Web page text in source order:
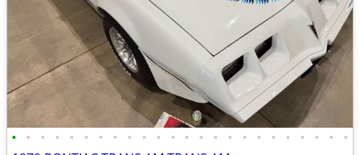
• • • • • • • • • • • • • • • • • • • • • • • •